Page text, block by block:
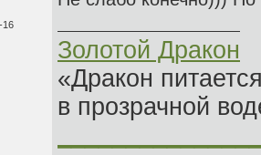
16
Золотой Дракон
«Дракон
в прозрачной